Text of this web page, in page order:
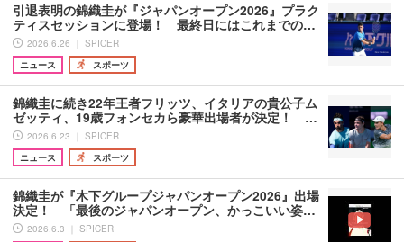
引退表明の錦織圭が『ジャパンオープン2026』プラク
ティスセッションに登場！ 最終日にはこれまでの…
2026.6.26 ｜ SPICER
ニュース
スポーツ
錦織圭に続き22年王者フリッツ、イタリアの貴公子ム
ゼッティ、19歳フォンセカら豪華出場者が決定！ …
2026.6.23 ｜ SPICER
ニュース
スポーツ
錦織圭が『木下グループジャパンオープン2026』出場
決定！ 「最後のジャパンオープン、かっこいい姿…
2026.6.3 ｜ SPICER